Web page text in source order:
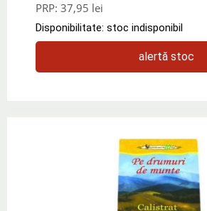
PRP: 37,95 lei
Disponibilitate: stoc indisponibil
alertă stoc